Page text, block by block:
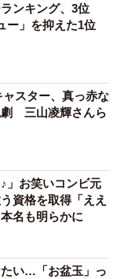
ンキング、3位
ー」を抑えた1位
スター、真っ赤な
劇 三山凌輝さんら
」お笑いコンビ元
資格を取得「ええ
名も明らかに
い…「お盆玉」っ